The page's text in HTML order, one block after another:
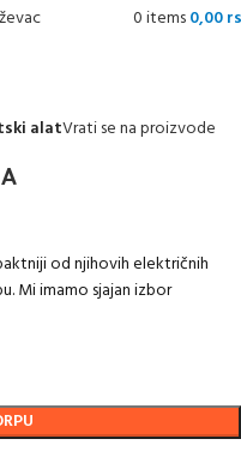
0items0,00
alatVrati se na proizvode
od njihovih električnih
Mi imamo sjajan izbor